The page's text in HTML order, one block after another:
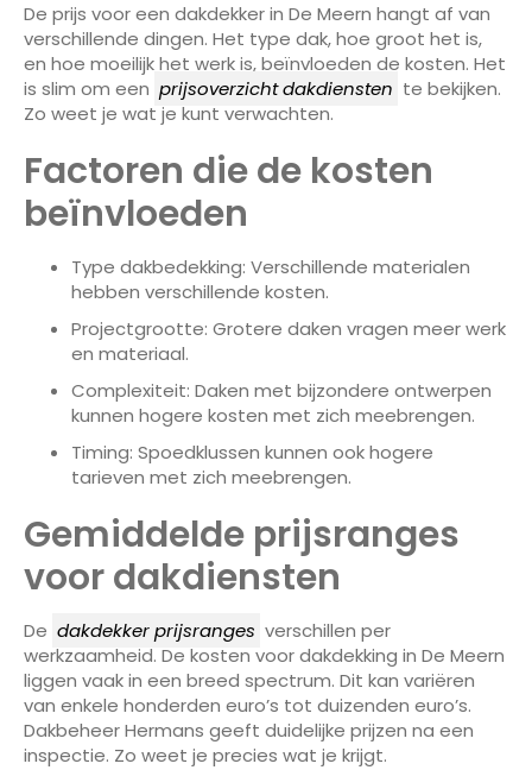
De prijs voor een dakdekker in De Meern hangt af van
verschillende dingen. Het type dak, hoe groot het is,
en hoe moeilijk het werk is, beïnvloeden de kosten. Het
is slim om een prijsoverzicht dakdiensten te bekijken.
Zo weet je wat je kunt verwachten.
Factoren die de kosten
beïnvloeden
Type dakbedekking: Verschillende materialen
hebben verschillende kosten.
Projectgrootte: Grotere daken vragen meer werk
en materiaal.
Complexiteit: Daken met bijzondere ontwerpen
kunnen hogere kosten met zich meebrengen.
Timing: Spoedklussen kunnen ook hogere
tarieven met zich meebrengen.
Gemiddelde prijsranges
voor dakdiensten
De dakdekker prijsranges verschillen per
werkzaamheid. De kosten voor dakdekking in De Meern
liggen vaak in een breed spectrum. Dit kan variëren
van enkele honderden euro’s tot duizenden euro’s.
Dakbeheer Hermans geeft duidelijke prijzen na een
inspectie. Zo weet je precies wat je krijgt.